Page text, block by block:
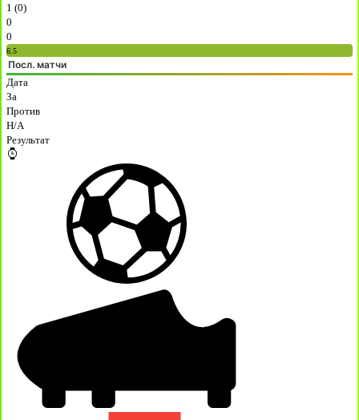
1 (0)
0
0
6.5
Посл. матчи
Дата
За
Против
H/A
Результат